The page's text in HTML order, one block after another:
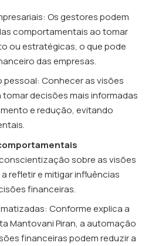
Os gestores podem
comportamentais ao tomar
ou estratégicas, o que pode
das empresas.
Conhecer as visões
decisões mais informadas
e redução, evitando
sobre as visões
refletir e mitigar influências
financeiras.
Conforme explica a
Mantovani Piran, a automação
financeiras podem reduzir a